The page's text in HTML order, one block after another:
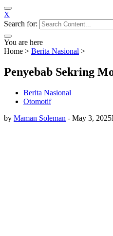
X
Search for:
You are here
Home > Berita Nasional >
Penyebab Sekring
Berita Nasional
Otomotif
by Maman Soleman - May 3, 2025